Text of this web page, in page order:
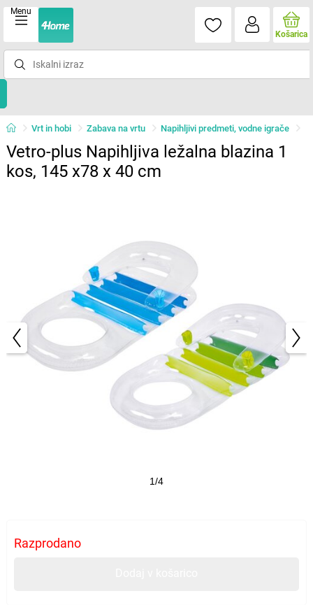
Menu
Košarica
Vrt in hobi Zabava na vrtu Napihljivi predmeti, vodne igrače
Vetro-plus Napihljiva ležalna blazina 1
kos, 145 x78 x 40 cm
1/4
Razprodano